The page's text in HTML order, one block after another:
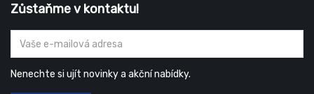
Zůstaňme v kontaktu!
Nenechte si ujít novinky a akční nabídky.